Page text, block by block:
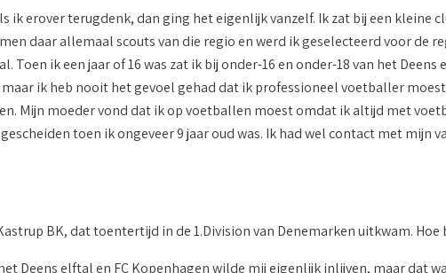
ik erover terugdenk, dan ging het eigenlijk vanzelf. Ik zat bij een kleine
daar allemaal scouts van die regio en werd ik geselecteerd voor de
Toen ik een jaar of 16 was zat ik bij onder-16 en onder-18 van het
ik heb nooit het gevoel gehad dat ik professioneel voetballer
Mijn moeder vond dat ik op voetballen moest omdat ik altijd met
toen ik ongeveer 9 jaar oud was. Ik had wel contact met mijn
BK, dat toentertijd in de 1.Division van Denemarken uitkwam. Hoe
Deens elftal en FC Kopenhagen wilde mij eigenlijk inlijven, maar dat